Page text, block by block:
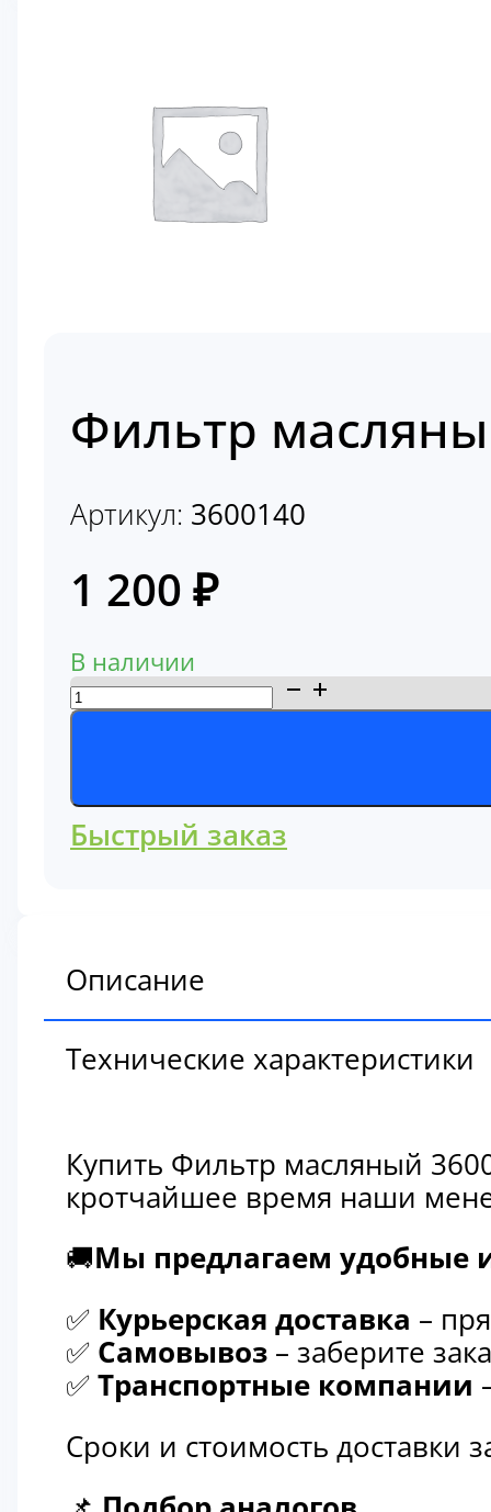
Фильтр
Артикул: 3600140
1 200 ₽
В наличии
Количество
товара
масляный
3600140
Быстрый заказ
Описание
Технические характеристики
Купить Фильтр масляный
кротчайшее время наши
🚚Мы предлагаем удобные
✅ Курьерская доставка –
✅ Самовывоз – заберите
✅ Транспортные компании
Сроки и стоимость доставки